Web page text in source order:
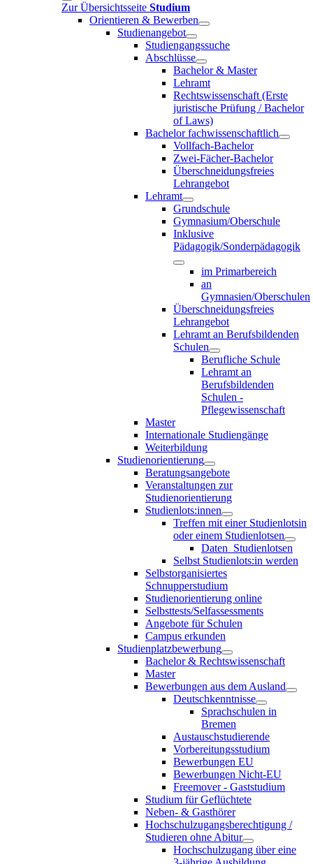
Zur Übersichtsseite Studium
Orientieren & Bewerben
Studienangebot
Studiengangssuche
Abschlüsse
Bachelor & Master
Lehramt
Rechtswissenschaft (Erste
juristische Prüfung / Bachelor
of Laws)
Bachelor fachwissenschaftlich
Vollfach-Bachelor
Zwei-Fächer-Bachelor
Überschneidungsfreies
Lehrangebot
Lehramt
Grundschule
Gymnasium/Oberschule
Inklusive
Pädagogik/Sonderpädagogik
im Primarbereich
an
Gymnasien/Oberschulen
Überschneidungsfreies
Lehrangebot
Lehramt an Berufsbildenden
Schulen
Berufliche Schule
Lehramt an
Berufsbildenden
Schulen -
Pflegewissenschaft
Master
Internationale Studiengänge
Weiterbildung
Studienorientierung
Beratungsangebote
Veranstaltungen zur
Studienorientierung
Studienlots:innen
Treffen mit einer Studienlotsin
oder einem Studienlotsen
Daten_Studienlotsen
Selbst Studienlots:in werden
Selbstorganisiertes
Schnupperstudium
Studienorientierung online
Selbsttests/Selfassessments
Angebote für Schulen
Campus erkunden
Studienplatzbewerbung
Bachelor & Rechtswissenschaft
Master
Bewerbungen aus dem Ausland
Deutschkenntnisse
Sprachschulen in
Bremen
Austauschstudierende
Vorbereitungsstudium
Bewerbungen EU
Bewerbungen Nicht-EU
Freemover - Gaststudium
Studium für Geflüchtete
Neben- & Gasthörer
Hochschulzugangsberechtigung /
Studieren ohne Abitur
Hochschulzugang über eine